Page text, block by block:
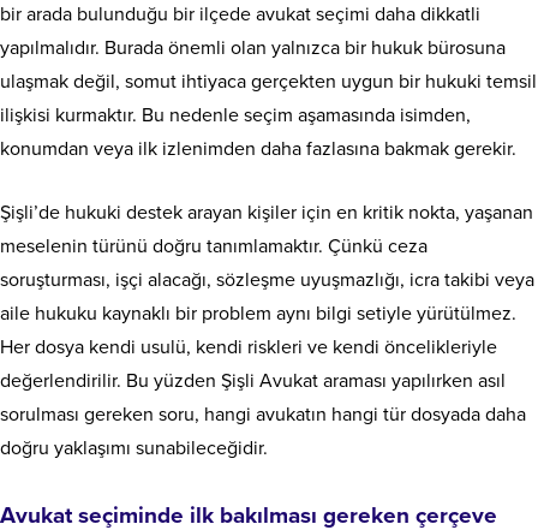
bir arada bulunduğu bir ilçede avukat seçimi daha dikkatli
yapılmalıdır. Burada önemli olan yalnızca bir hukuk bürosuna
ulaşmak değil, somut ihtiyaca gerçekten uygun bir hukuki temsil
ilişkisi kurmaktır. Bu nedenle seçim aşamasında isimden,
konumdan veya ilk izlenimden daha fazlasına bakmak gerekir.
Şişli’de hukuki destek arayan kişiler için en kritik nokta, yaşanan
meselenin türünü doğru tanımlamaktır. Çünkü ceza
soruşturması, işçi alacağı, sözleşme uyuşmazlığı, icra takibi veya
aile hukuku kaynaklı bir problem aynı bilgi setiyle yürütülmez.
Her dosya kendi usulü, kendi riskleri ve kendi öncelikleriyle
değerlendirilir. Bu yüzden Şişli Avukat araması yapılırken asıl
sorulması gereken soru, hangi avukatın hangi tür dosyada daha
doğru yaklaşımı sunabileceğidir.
Avukat seçiminde ilk bakılması gereken çerçeve